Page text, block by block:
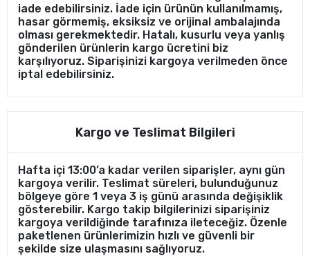
iade edebilirsiniz. İade için ürünün kullanılmamış,
hasar görmemiş, eksiksiz ve orijinal ambalajında
olması gerekmektedir. Hatalı, kusurlu veya yanlış
gönderilen ürünlerin kargo ücretini biz
karşılıyoruz. Siparişinizi kargoya verilmeden önce
iptal edebilirsiniz.
Kargo ve Teslimat Bilgileri
Hafta içi 13:00’a kadar verilen siparişler, aynı gün
kargoya verilir. Teslimat süreleri, bulunduğunuz
bölgeye göre 1 veya 3 iş günü arasında değişiklik
gösterebilir. Kargo takip bilgilerinizi siparişiniz
kargoya verildiğinde tarafınıza ileteceğiz. Özenle
paketlenen ürünlerimizin hızlı ve güvenli bir
şekilde size ulaşmasını sağlıyoruz.